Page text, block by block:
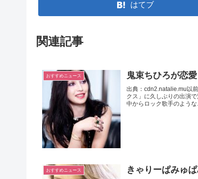
はてブ
関連記事
おすすめニュース 鬼束ちひろが恋
出典：cdn2.natalie.mu以
クス」に久しぶりの出演
中からロック歌手のような...
おすすめニュース きゃりーぱみゅ